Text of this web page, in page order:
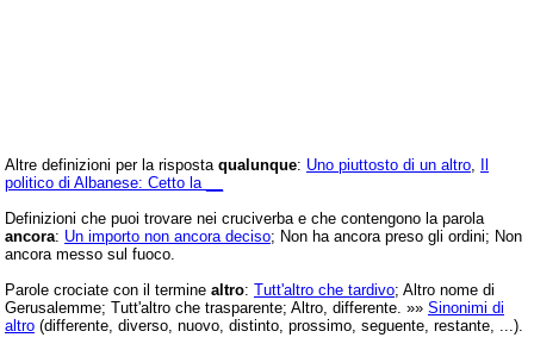
Altre definizioni per la risposta qualunque: Uno piuttosto di un altro Il
politico di Albanese: Cetto la __
Definizioni che puoi trovare nei cruciverba e che contengono la parola
ancora: Un importo non ancora deciso; Non ha ancora preso gli ordini; Non
ancora messo sul fuoco.
Parole crociate con il termine altro: Tutt'altro che tardivo; Altro nome di
Gerusalemme; Tutt'altro che trasparente; Altro, differente. »» Sinonimi di
altro (differente, diverso, nuovo, distinto, prossimo, seguente, restante, ...).